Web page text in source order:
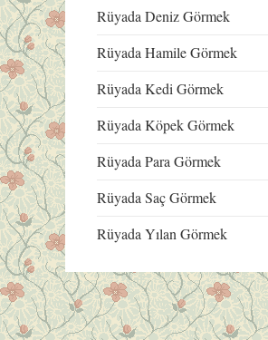
Rüyada Deniz Görmek
Rüyada Hamile Görmek
Rüyada Kedi Görmek
Rüyada Köpek Görmek
Rüyada Para Görmek
Rüyada Saç Görmek
Rüyada Yılan Görmek